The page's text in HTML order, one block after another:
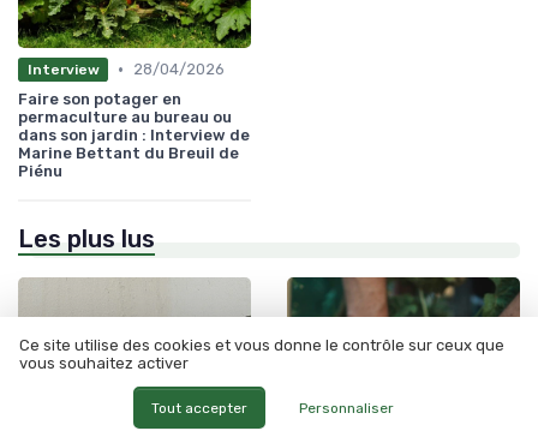
Interview •
28/04/2026
Faire son potager en
permaculture au bureau ou
dans son jardin : Interview de
Marine Bettant du Breuil de
Piénu
Les plus lus
Ce site utilise des cookies et vous donne le contrôle sur ceux que
vous souhaitez activer
Tout accepter Personnaliser